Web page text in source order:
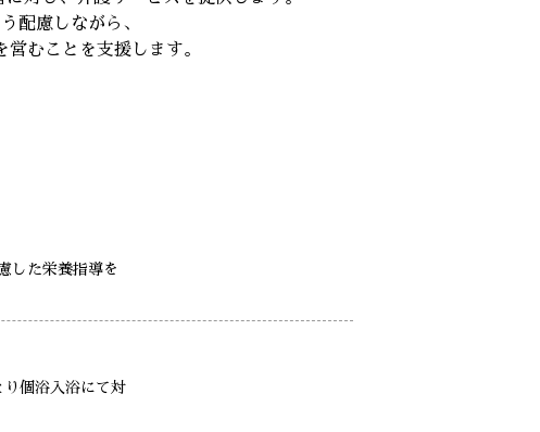
配慮しながら、
むことを支援します。
した栄養指導を
個浴入浴にて対